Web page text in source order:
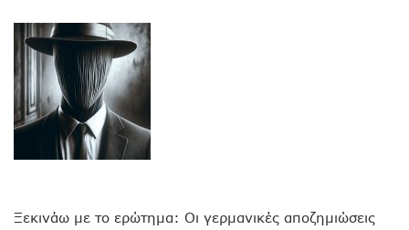
Ξεκινάω με το ερώτημα: Οι γερμανικές αποζημιώσεις